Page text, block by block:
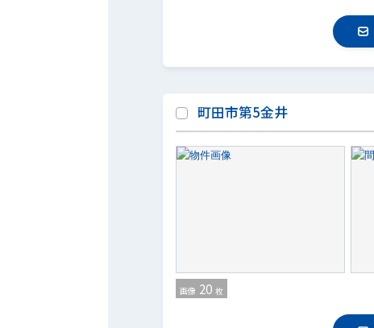
町田市第5金井
画像 20 枚